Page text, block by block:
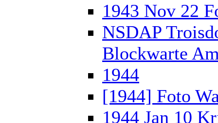
1943 Nov 22
NSDAP
Blockwarte
1944
[1944] Foto
1944 Jan 10